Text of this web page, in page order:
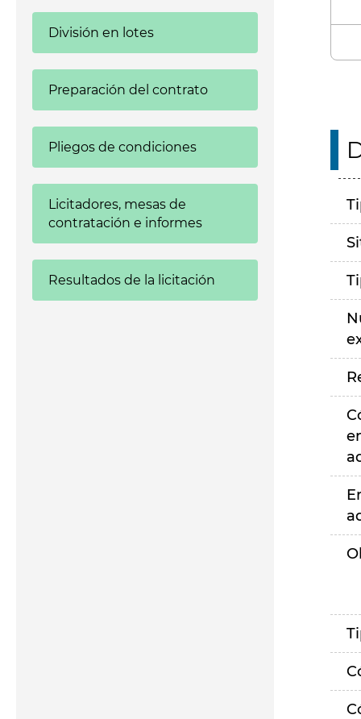
División en lotes
Preparación del contrato
Pliegos de condiciones
Licitadores, mesas de
contratación e informes
Resultados de la licitación